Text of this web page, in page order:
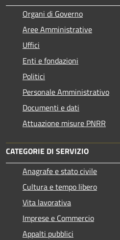
Organi di Governo
Aree Amministrative
Uffici
Enti e fondazioni
Politici
Personale Amministrativo
Documenti e dati
Attuazione misure PNRR
CATEGORIE DI SERVIZIO
Anagrafe e stato civile
Cultura e tempo libero
Vita lavorativa
Imprese e Commercio
Appalti pubblici